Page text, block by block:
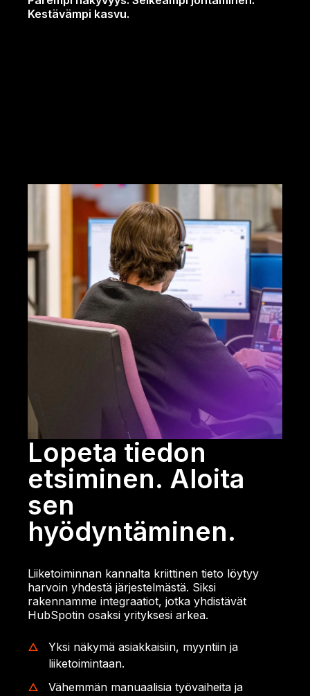
Kestävämpi kasvu.
Lopeta tiedon
etsiminen. Aloita
sen
hyödyntäminen.
Liiketoiminnan kannalta kriittinen tieto löytyy
harvoin yhdestä järjestelmästä. Siksi
rakennamme integraatiot, jotka yhdistävät
HubSpotin osaksi yrityksesi arkea.
Yksi näkymä asiakkaisiin, myyntiin ja
liiketoimintaan.
Vähemmän manuaalisia työvaiheita ja